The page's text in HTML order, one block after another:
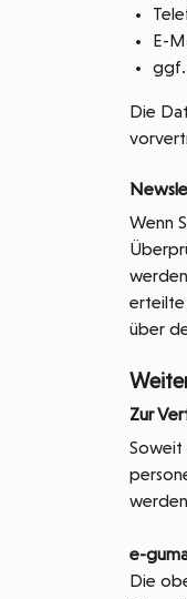
E-
ggf.
Die
Wenn
erteilte
über
Zur
Soweit
e-
Die